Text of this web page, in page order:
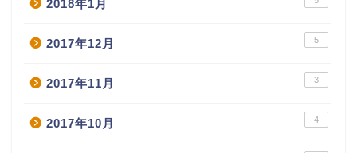
2018年1月
2017年12月 5
2017年11月 3
2017年10月 4